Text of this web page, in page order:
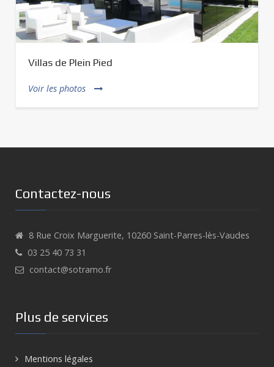
Villas de Plein Pied
Voir les photos
Contactez-nous
8 Rue Croix Marguerite, 10260 Saint-Parres-lès-Vaudes
03 25 40 73 31
contact@sotramo.fr
Plus de services
Mentions légales